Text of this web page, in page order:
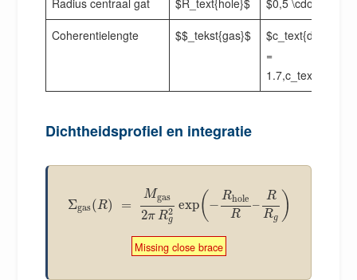
Radius centraal gat $R_text{hole}$
$0,5 \cdot R_g$
Coherentielengte
$$_tekst{gas}$
$c_text{disk} \dot
=
Dichtheidsprofiel en integratie
Σgas(R) =
Mgas
2πR2
g
exp( −
Rhole
R
–
R
Rg )
Missing close brace